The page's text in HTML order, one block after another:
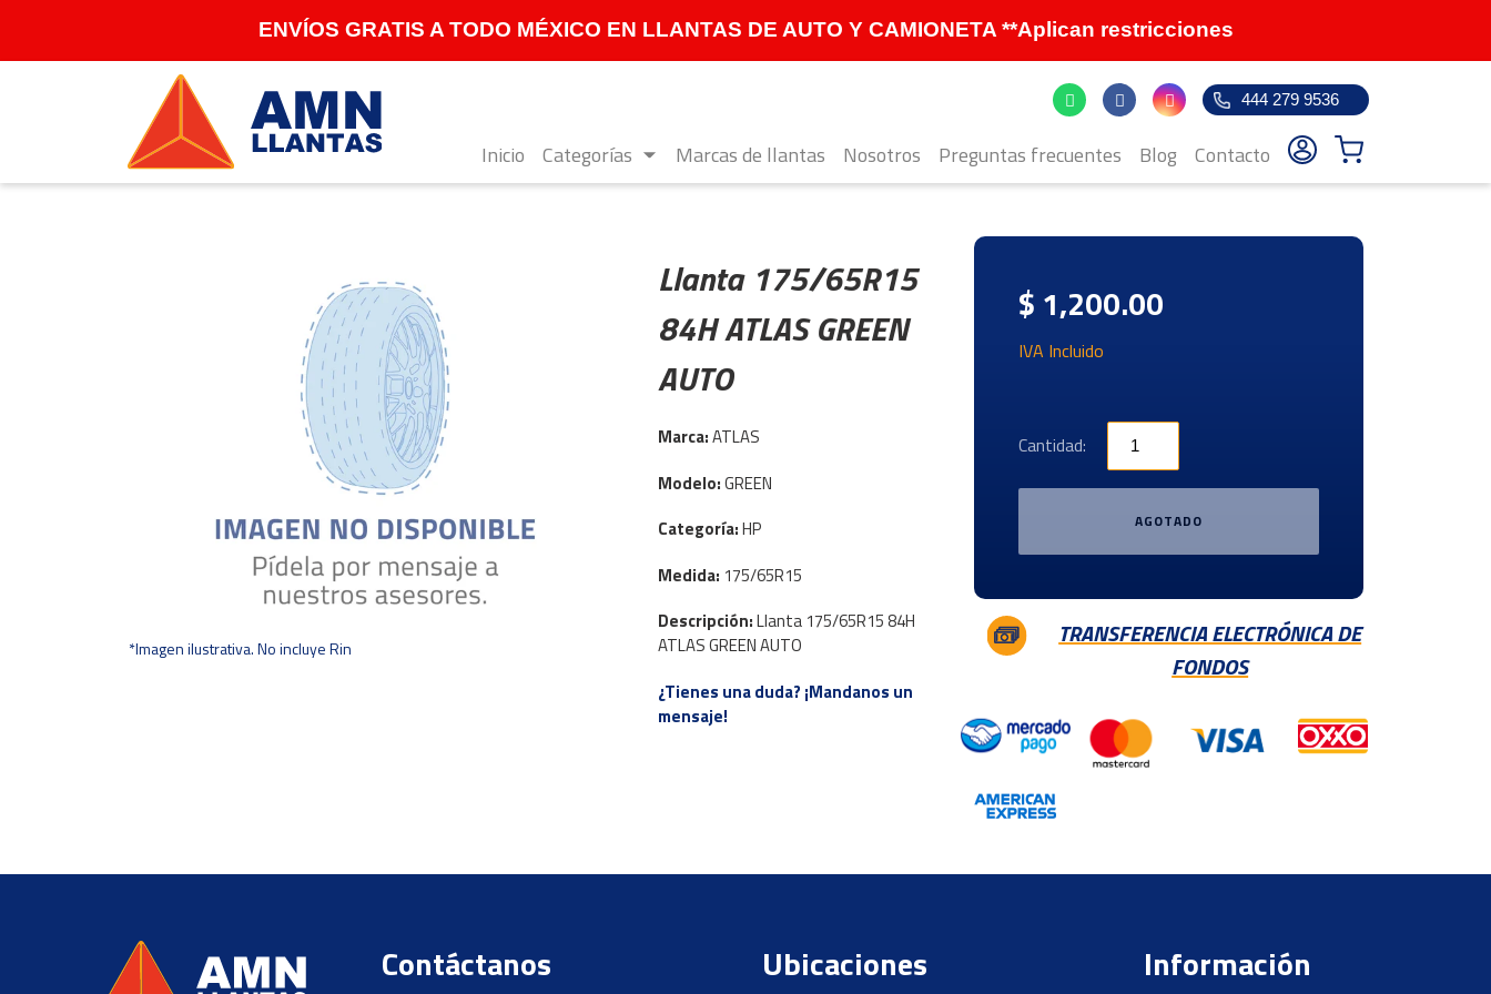
al
ENVÍOS GRATIS A TODO MÉXICO EN LLANTAS DE AUTO Y CAMIONETA **Aplican restricciones
Inicio Categorías Marcas de llantas Nosotros Preguntas frecuentes Blog Contacto
444 279 9536
*Imagen ilustrativa. No incluye Rin
Llanta 175/65R15
84H ATLAS GREEN
AUTO
Marca:ATLAS
Modelo:GREEN
Categoría:HP
Medida: 175/65R15
Descripción:Llanta 175/65R15 84H
ATLAS GREEN AUTO
¿Tienes una duda? ¡Mandanos un
mensaje!
$ 1,200.00
IVA Incluido
Cantidad:
AGOTADO
TRANSFERENCIA ELECTRÓNICA DE
FONDOS
Contáctanos Ubicaciones Información